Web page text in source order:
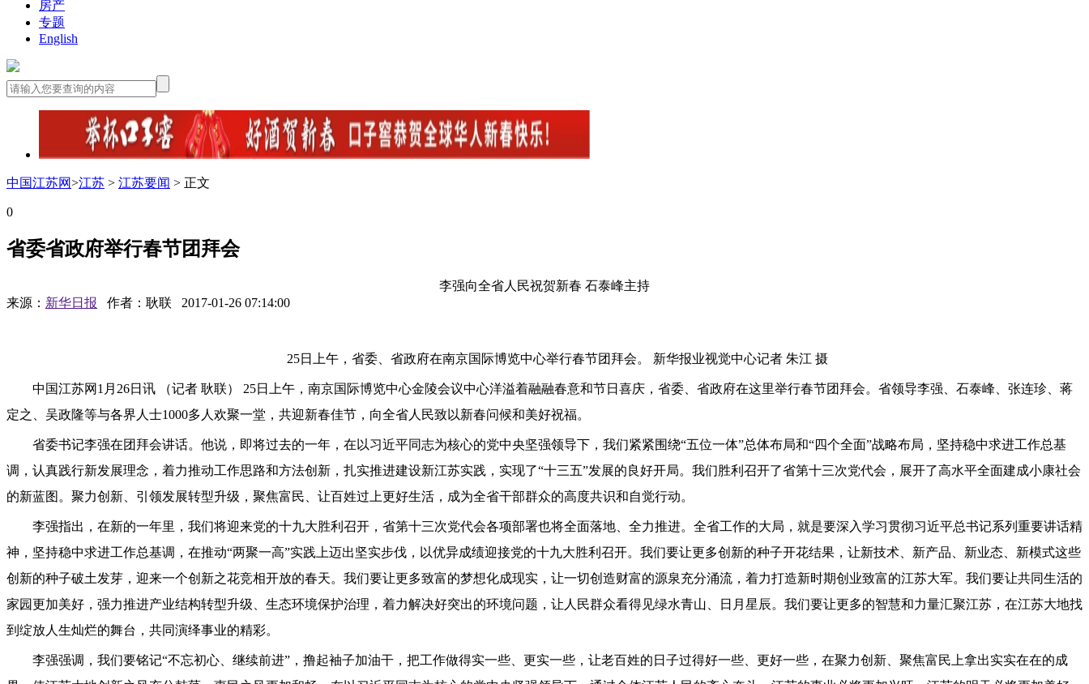
房产
专题
English
中国江苏网>江苏 > 江苏要闻 > 正文
0
省委省政府举行春节团拜会
李强向全省人民祝贺新春 石泰峰主持
来源： 新华日报 作者：耿联 2017-01-26 07:14:00
25日上午，省委、省政府在南京国际博览中心举行春节团拜会。 新华报业视觉中心记者 朱江 摄
中国江苏网1月26日讯 （记者 耿联） 25日上午，南京国际博览中心金陵会议中心洋溢着融融春意和节日喜庆，省委、省政府在这里举行春节团拜会。省领导李强、石泰峰、张连珍、蒋
定之、吴政隆等与各界人士1000多人欢聚一堂，共迎新春佳节，向全省人民致以新春问候和美好祝福。
省委书记李强在团拜会讲话。他说，即将过去的一年，在以习近平同志为核心的党中央坚强领导下，我们紧紧围绕“五位一体”总体布局和“四个全面”战略布局，坚持稳中求进工作总基
调，认真践行新发展理念，着力推动工作思路和方法创新，扎实推进建设新江苏实践，实现了“十三五”发展的良好开局。我们胜利召开了省第十三次党代会，展开了高水平全面建成小康社会
的新蓝图。聚力创新、引领发展转型升级，聚焦富民、让百姓过上更好生活，成为全省干部群众的高度共识和自觉行动。
李强指出，在新的一年里，我们将迎来党的十九大胜利召开，省第十三次党代会各项部署也将全面落地、全力推进。全省工作的大局，就是要深入学习贯彻习近平总书记系列重要讲话精
神，坚持稳中求进工作总基调，在推动“两聚一高”实践上迈出坚实步伐，以优异成绩迎接党的十九大胜利召开。我们要让更多创新的种子开花结果，让新技术、新产品、新业态、新模式这些
创新的种子破土发芽，迎来一个创新之花竞相开放的春天。我们要让更多致富的梦想化成现实，让一切创造财富的源泉充分涌流，着力打造新时期创业致富的江苏大军。我们要让共同生活的
家园更加美好，强力推进产业结构转型升级、生态环境保护治理，着力解决好突出的环境问题，让人民群众看得见绿水青山、日月星辰。我们要让更多的智慧和力量汇聚江苏，在江苏大地找
到绽放人生灿烂的舞台，共同演绎事业的精彩。
李强强调，我们要铭记“不忘初心、继续前进”，撸起袖子加油干，把工作做得实一些、更实一些，让老百姓的日子过得好一些、更好一些，在聚力创新、聚焦富民上拿出实实在在的成